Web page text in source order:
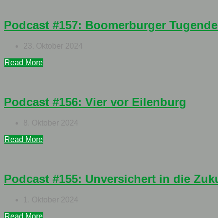
Podcast #157: Boomerburger
23. Oktober 2024
Read More
Podcast #156: Vier vor Eilenburg
8. Oktober 2024
Read More
Podcast #155: Unversichert in die
1. Oktober 2024
Read More